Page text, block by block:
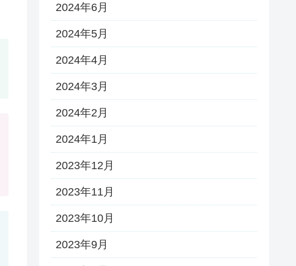
2024年6月
2024年5月
2024年4月
2024年3月
2024年2月
2024年1月
2023年12月
2023年11月
2023年10月
2023年9月